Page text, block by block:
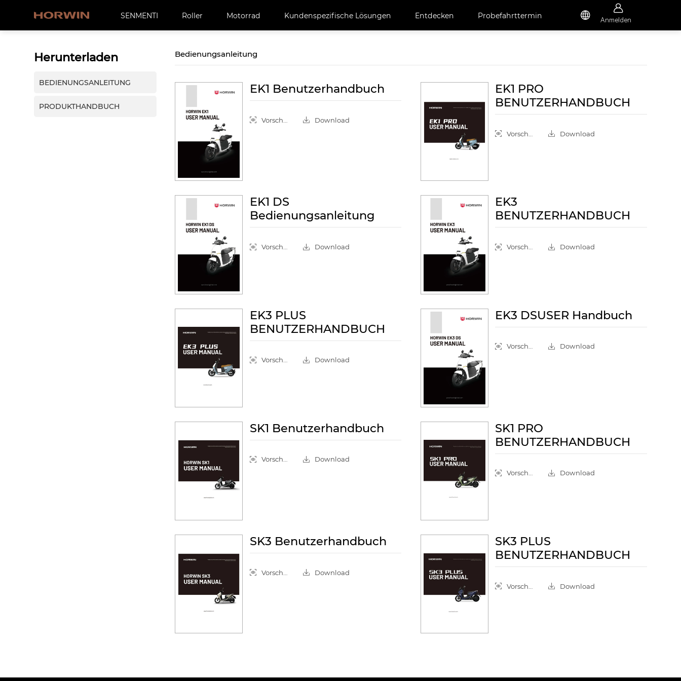
SENMENTI Roller Motorrad Kundenspezifische Lösungen Entdecken Probefahrttermin 

Anmelden
Herunterladen
BEDIENUNGSANLEITUNG
PRODUKTHANDBUCH
Bedienungsanleitung
EK1 Benutzerhandbuch
Download
EK1 PRO
BENUTZERHANDBUCH
Download
EK1 DS
Bedienungsanleitung
Download
EK3
BENUTZERHANDBUCH
Download
EK3 PLUS
BENUTZERHANDBUCH
Vorschau Download
EK3 DSUSER Handbuch
Vorschau Download
SK1 Benutzerhandbuch
Vorschau Download
SK1 PRO
BENUTZERHANDBUCH
Vorschau Download
SK3 Benutzerhandbuch
Download
SK3 PLUS
BENUTZERHANDBUCH
Download